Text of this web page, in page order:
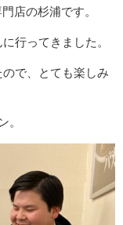
店の杉浦です。
行ってきました。
で、とても楽しみ
。